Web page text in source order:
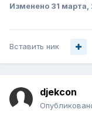
Изменено 31 марта,
Вставить ник
djekcon